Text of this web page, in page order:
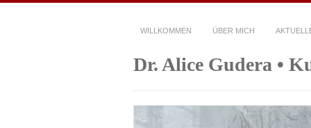
WILLKOMMEN ÜBER MICH
Dr. Alice Gudera •